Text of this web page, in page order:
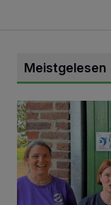
Meistgelesen
Vorbildlicher